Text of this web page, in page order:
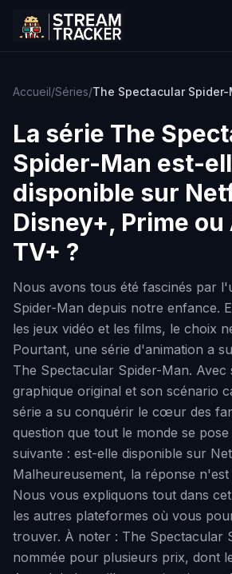
Accueil/Séries/
La série The
Spider-Man est-
disponible sur
Disney+, Prime ou
TV+ ?
Nous avons tous été fascinés par
Spider-Man depuis notre enfance.
les jeux vidéo et les films, le choix
Pourtant, une série d'animation a
The Spectacular Spider-Man. Avec
graphique original et son scénario
série a su conquérir le cœur des
question que tout le monde se
suivante : est-elle disponible sur
Malheureusement, la réponse n'est
Nous vous expliquons tout dans
les autres plateformes où vous
trouver. À noter : The Spectacular
nommée pour plusieurs prix, dont